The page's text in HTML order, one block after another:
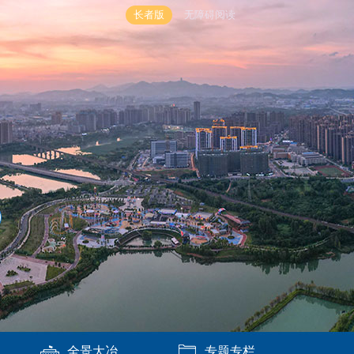
长者版 无障碍阅读
全景大冶 专题专栏